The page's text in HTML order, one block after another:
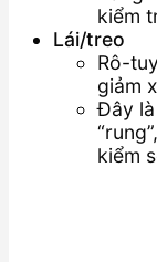
kiểm
Lái/treo
Rô-
giảm
Đây là
kiểm